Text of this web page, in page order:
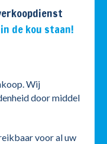
de kou staan!
Wij
door middel
voor al uw